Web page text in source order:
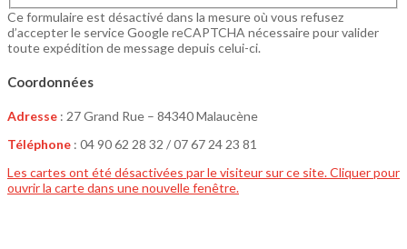
Ce formulaire est désactivé dans la mesure où vous refusez
d’accepter le service Google reCAPTCHA nécessaire pour valider
toute expédition de message depuis celui-ci.
Coordonnées
Adresse : 27 Grand Rue – 84340 Malaucène
Téléphone : 04 90 62 28 32 / 07 67 24 23 81
Les cartes ont été désactivées par le visiteur sur ce site. Cliquer pour
ouvrir la carte dans une nouvelle fenêtre.